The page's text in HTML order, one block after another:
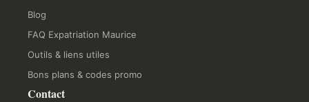
Blog
FAQ Expatriation Maurice
Outils & liens utiles
Bons plans & codes promo
Contact